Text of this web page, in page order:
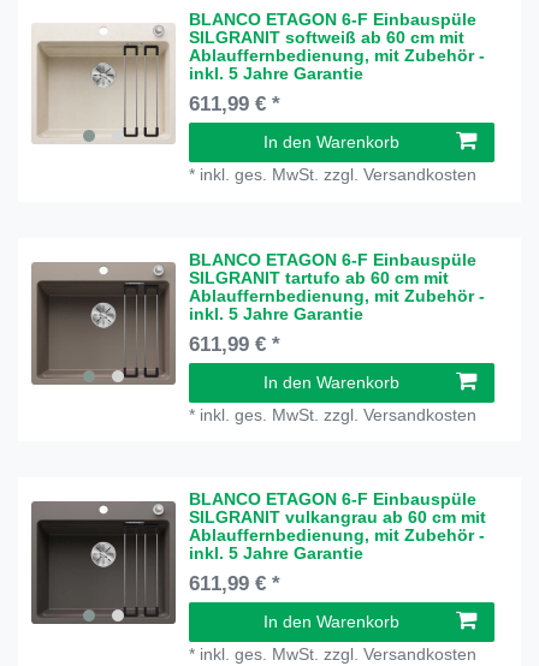
BLANCO ETAGON 6-F Einbauspüle
SILGRANIT softweiß ab 60 cm mit
Ablauffernbedienung, mit Zubehör -
inkl. 5 Jahre Garantie
611,99 € *
In den Warenkorb
* inkl. ges. MwSt. zzgl.Versandkosten
BLANCO ETAGON 6-F Einbauspüle
SILGRANIT tartufo ab 60 cm mit
Ablauffernbedienung, mit Zubehör -
inkl. 5 Jahre Garantie
611,99 € *
In den Warenkorb
* inkl. ges. MwSt. zzgl.Versandkosten
BLANCO ETAGON 6-F Einbauspüle
SILGRANIT vulkangrau ab 60 cm mit
Ablauffernbedienung, mit Zubehör -
inkl. 5 Jahre Garantie
611,99 € *
In den Warenkorb
* inkl. ges. MwSt. zzgl.Versandkosten